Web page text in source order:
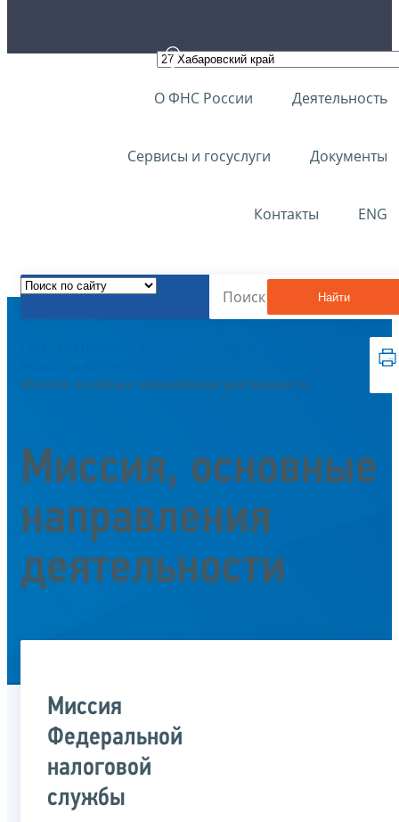
О ФНС России Деятельность
Сервисы и госуслуги Документы
Контакты ENG
Найти
Миссия, основные направления деятельности
Миссия, основные
направления
деятельности
Миссия
Федеральной
налоговой
службы